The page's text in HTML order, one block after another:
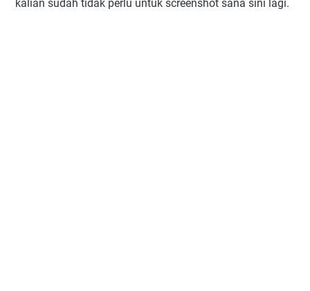
kalian sudah tidak perlu untuk screenshot sana sini lagi.